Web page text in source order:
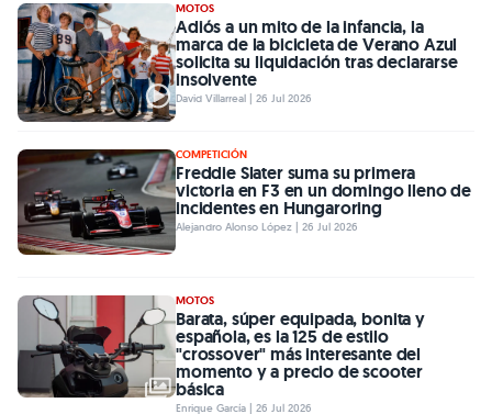
MOTOS
Adiós a un mito de la infancia, la
marca de la bicicleta de Verano Azul
solicita su liquidación tras declararse
insolvente
David Villarreal | 26 Jul 2026
COMPETICIÓN
Freddie Slater suma su primera
victoria en F3 en un domingo lleno de
incidentes en Hungaroring
Alejandro Alonso López | 26 Jul 2026
MOTOS
Barata, súper equipada, bonita y
española, es la 125 de estilo
"crossover" más interesante del
momento y a precio de scooter
básica
Enrique García | 26 Jul 2026